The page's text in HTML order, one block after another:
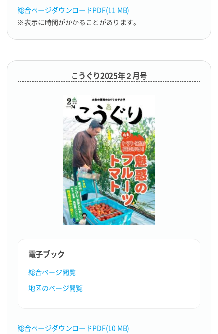
総合ページダウンロードPDF(11 MB)
※表示に時間がかかることがあります。
こうぐり2025年２月号
電子ブック
総合ページ閲覧
地区のページ閲覧
総合ページダウンロードPDF(10 MB)